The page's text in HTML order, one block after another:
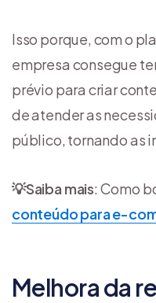
Isso porque, com o
empresa consegue
prévio para criar
de atender as
público, tornando as
💡Saiba mais: Como
conteúdo para e-
Melhora da